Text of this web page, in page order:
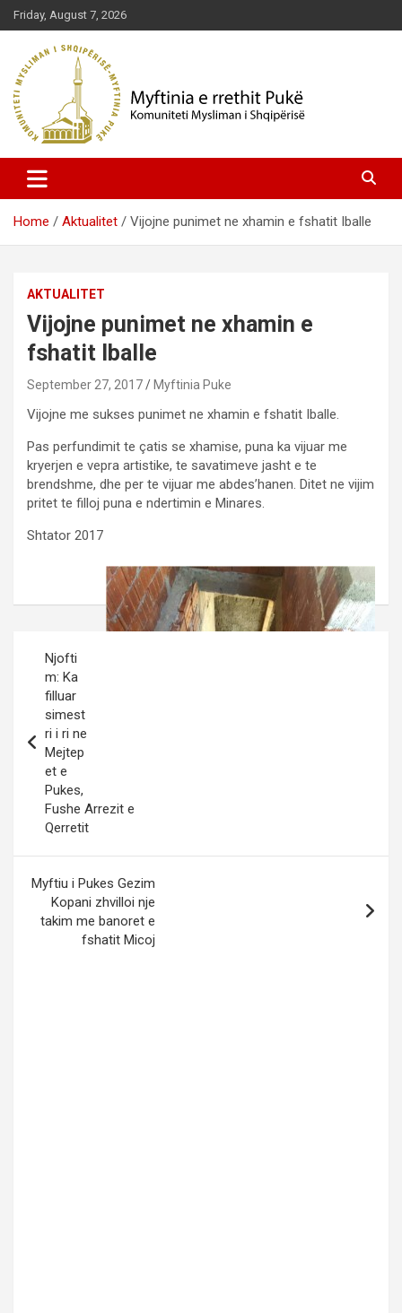
Skip
to
content
Friday, August 7, 2026
Myftinia Pukë | Faqja Zyrtare
Home Aktualitet Vijojne punimet ne xhamin e fshatit Iballe
AKTUALITET
Vijojne punimet ne xhamin e
fshatit Iballe
September 27, 2017 Myftinia Puke
Vijojne me sukses punimet ne xhamin e fshatit Iballe.
Pas perfundimit te çatis se xhamise, puna ka vijuar me
kryerjen e vepra artistike, te savatimeve jasht e te
brendshme, dhe per te vijuar me abdes’hanen. Ditet ne vijim
pritet te filloj puna e ndertimin e Minares.
Shtator 2017
navigation
Njofti
m: Ka
filluar
simest
ri i ri ne
Mejtep
et e
Pukes,
Fushe Arrezit e
Qerretit
Myftiu i Pukes Gezim
Kopani zhvilloi nje
takim me banoret e
fshatit Micoj